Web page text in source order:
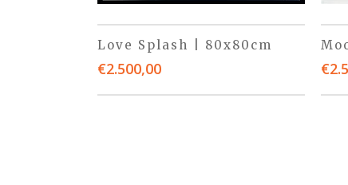
Love Splash | 80x80cm
€2.500,00 €